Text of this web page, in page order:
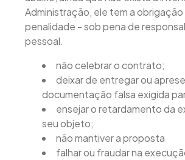
Administração, ele tem a obrigação
penalidade - sob pena de
pessoal.
não celebrar o contrato;
deixar de entregar ou
documentação falsa exigida
ensejar o retardamento da
seu objeto;
não mantiver a proposta
falhar ou fraudar na